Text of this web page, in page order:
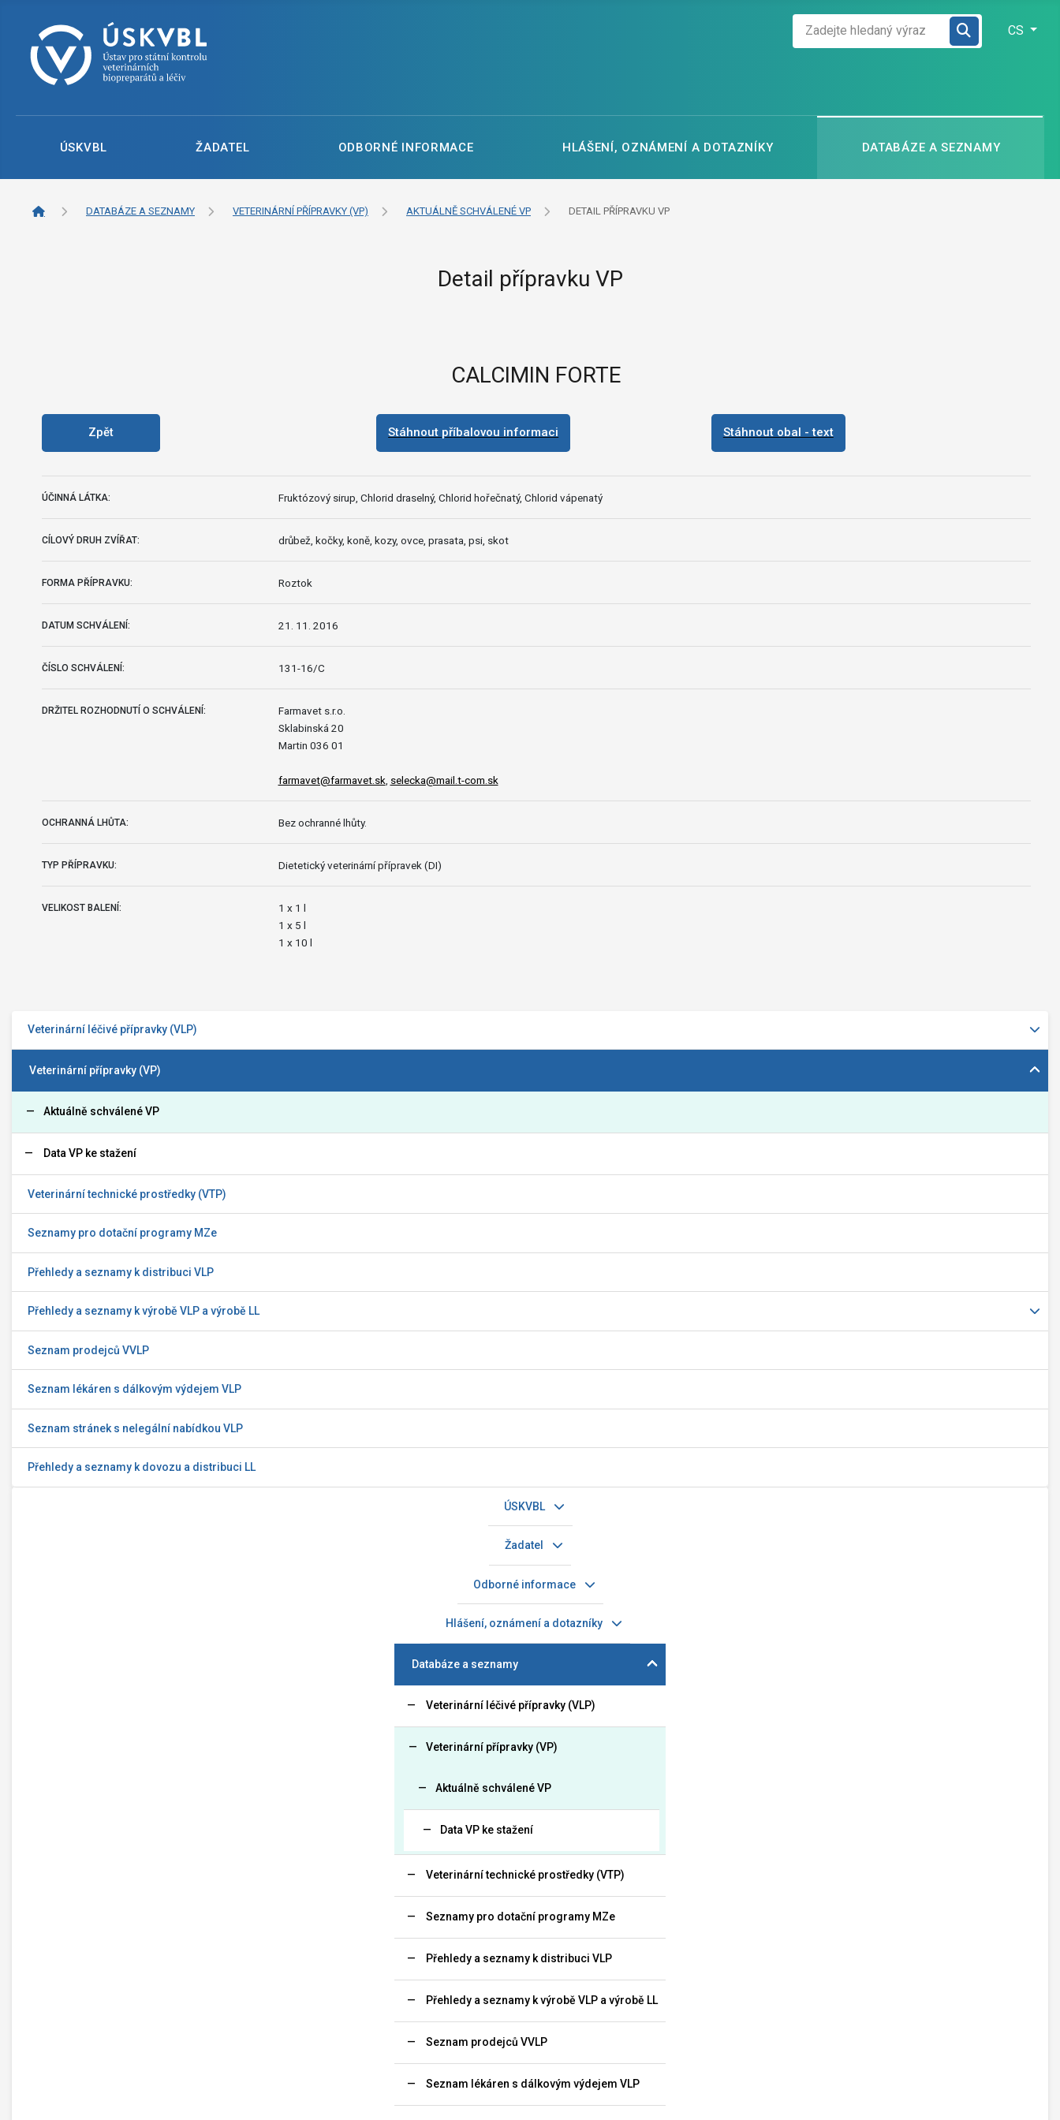
CS
ÚSKVBL ŽADATEL ODBORNÉ INFORMACE HLÁŠENÍ, OZNÁMENÍ A DOTAZNÍKY DATABÁZE A SEZNAMY
DATABÁZE A SEZNAMY VETERINÁRNÍ PŘÍPRAVKY (VP) AKTUÁLNĚ SCHVÁLENÉ VP DETAIL PŘÍPRAVKU VP
Veterinární léčivé přípravky (VLP)
Veterinární přípravky (VP)
Aktuálně schválené VP
Data VP ke stažení
Veterinární technické prostředky (VTP)
Seznamy pro dotační programy MZe
Přehledy a seznamy k distribuci VLP
Přehledy a seznamy k výrobě VLP a výrobě LL
Seznam prodejců VVLP
Seznam lékáren s dálkovým výdejem VLP
Seznam stránek s nelegální nabídkou VLP
Přehledy a seznamy k dovozu a distribuci LL
ÚSKVBL
Žadatel
Odborné informace
Hlášení, oznámení a dotazníky
Databáze a seznamy
Veterinární léčivé přípravky (VLP)
Veterinární přípravky (VP)
Aktuálně schválené VP
Data VP ke stažení
Veterinární technické prostředky (VTP)
Seznamy pro dotační programy MZe
Přehledy a seznamy k distribuci VLP
Přehledy a seznamy k výrobě VLP a výrobě LL
Seznam prodejců VVLP
Seznam lékáren s dálkovým výdejem VLP
Detail přípravku VP
CALCIMIN FORTE
Zpět Stáhnout příbalovou informaci Stáhnout obal - text
ÚČINNÁ LÁTKA: Fruktózový sirup, Chlorid draselný, Chlorid hořečnatý, Chlorid vápenatý
CÍLOVÝ DRUH ZVÍŘAT: drůbež, kočky, koně, kozy, ovce, prasata, psi, skot
FORMA PŘÍPRAVKU: Roztok
DATUM SCHVÁLENÍ: 21. 11. 2016
ČÍSLO SCHVÁLENÍ: 131-16/C
DRŽITEL ROZHODNUTÍ O SCHVÁLENÍ:
Farmavet s.r.o.
Sklabinská 20
Martin 036 01
farmavet@farmavet.sk selecka@mail.t-com.sk
OCHRANNÁ LHŮTA: Bez ochranné lhůty.
TYP PŘÍPRAVKU: Dietetický veterinární přípravek (DI)
VELIKOST BALENÍ:
1 x 1 l
1 x 5 l
1 x 10 l